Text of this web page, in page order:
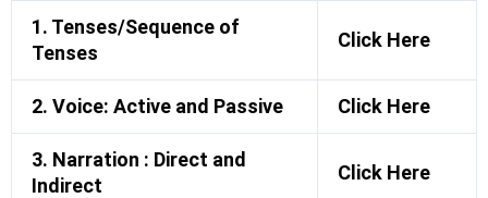
1. Tenses/Sequence of
Tenses
Click Here
2. Voice: Active and Passive Click Here
3. Narration : Direct and
Indirect
Click Here